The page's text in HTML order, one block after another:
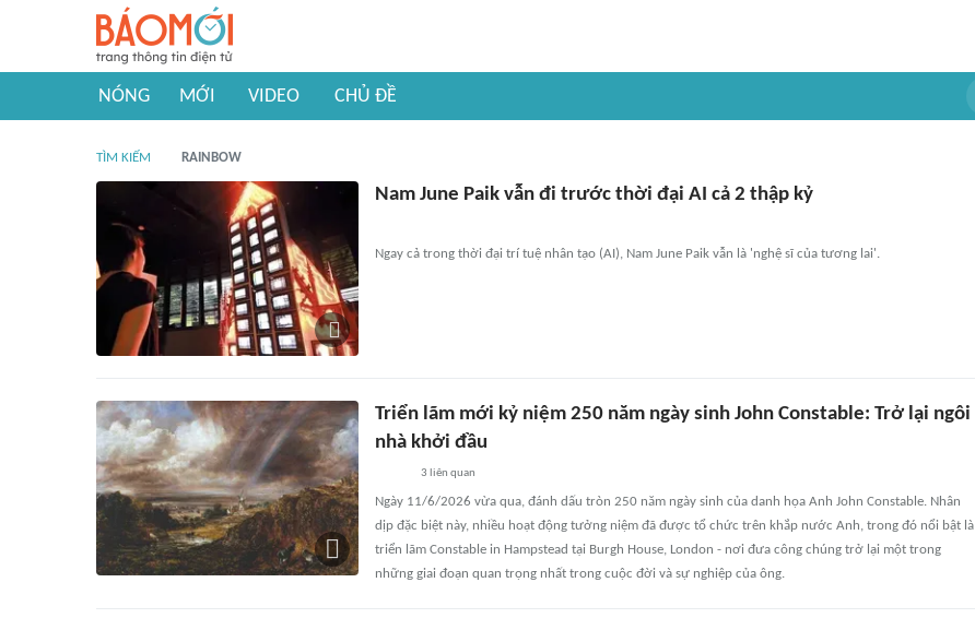
NÓNG MỚI VIDEO CHỦ ĐỀ
TÌM KIẾM RAINBOW
Nam June Paik vẫn đi trước thời đại AI cả 2 thập kỷ
Ngay cả trong thời đại trí tuệ nhân tạo (AI), Nam June Paik vẫn là 'nghệ sĩ của tương lai'.
Triển lãm mới kỷ niệm 250 năm ngày sinh John Constable: Trở lại ngôi
nhà khởi đầu
3 liên quan
Ngày 11/6/2026 vừa qua, đánh dấu tròn 250 năm ngày sinh của danh họa Anh John Constable. Nhân
dịp đặc biệt này, nhiều hoạt động tưởng niệm đã được tổ chức trên khắp nước Anh, trong đó nổi bật là
triển lãm Constable in Hampstead tại Burgh House, London - nơi đưa công chúng trở lại một trong
những giai đoạn quan trọng nhất trong cuộc đời và sự nghiệp của ông.